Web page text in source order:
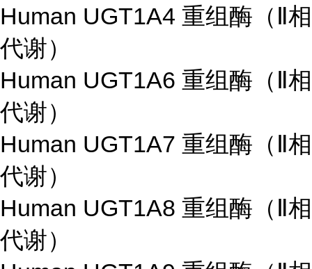
Human UGT1A4 重组酶（Ⅱ相
代谢）
Human UGT1A6 重组酶（Ⅱ相
代谢）
Human UGT1A7 重组酶（Ⅱ相
代谢）
Human UGT1A8 重组酶（Ⅱ相
代谢）